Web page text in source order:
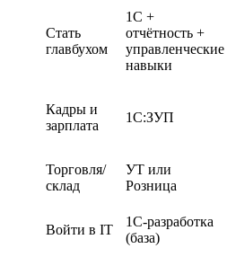
Стать
главбухом
1С +
отчётность +
управленческие
навыки
Кадры и
зарплата
1С:ЗУП
Торговля/
склад
УТ или
Розница
Войти в IT
1С-разработка
(база)